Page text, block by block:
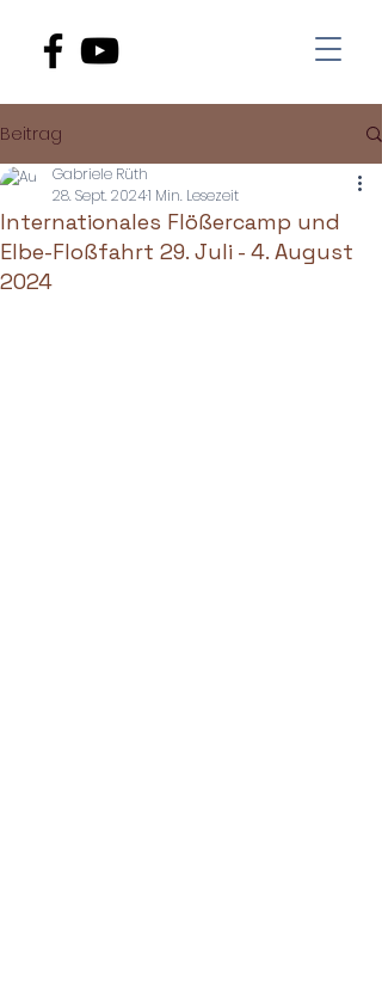
Beitrag
Internationales Flößercamp und
Elbe-Floßfahrt 29. Juli - 4. August
2024
Gabriele Rüth
28. Sept. 20241 Min. Lesezeit